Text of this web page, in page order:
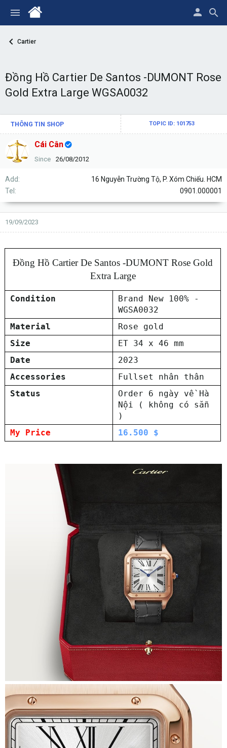
Cartier
Đồng Hồ Cartier De Santos -DUMONT Rose
Gold Extra Large WGSA0032
THÔNG TIN SHOP TOPIC ID: 101753
Cái Cân
Since 26/08/2012
Add
16 Nguyễn Trường Tộ, P. Xóm Chiếu. HCM
Tel
0901.000001
19/09/2023
Đồng Hồ Cartier De Santos -DUMONT Rose Gold
Extra Large
Condition
Brand New 100% -
WGSA0032
Material
Rose gold
Size
ET 34 x 46 mm
Date
2023
Accessories
Fullset nhân thân
Status
Order 6 ngày về Hà
Nội ( không có sẵn
)
My Price
16.500 $